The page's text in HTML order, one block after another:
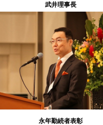
武井理事長
永年勤続者表彰